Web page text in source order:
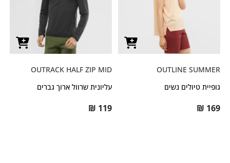
OUTLINE SUMMER
גופיית טיולים נשים
₪ 169
OUTRACK HALF ZIP MID
עליונית שרוול ארוך גברים
₪ 119